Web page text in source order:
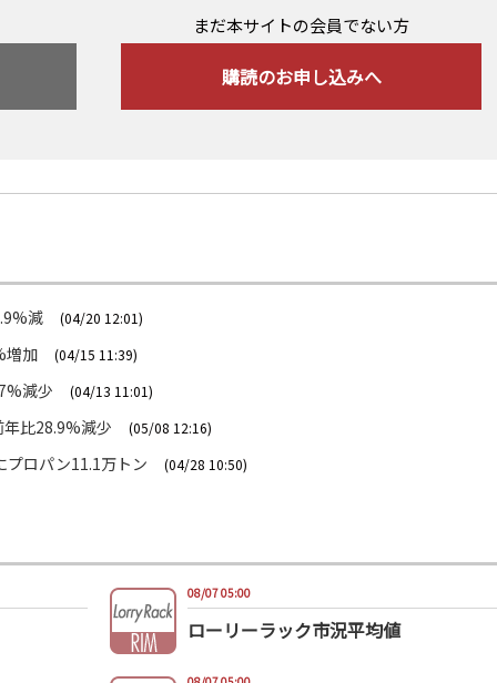
まだ本サイトの会員でない方
購読のお申し込みへ
減 (04/20 12:01)
増加 (04/15 11:39)
減少 (04/13 11:01)
比28.9%減少 (05/08 12:16)
プロパン11.1万トン (04/28 10:50)
08/07 05:00
ローリーラック市況平均値